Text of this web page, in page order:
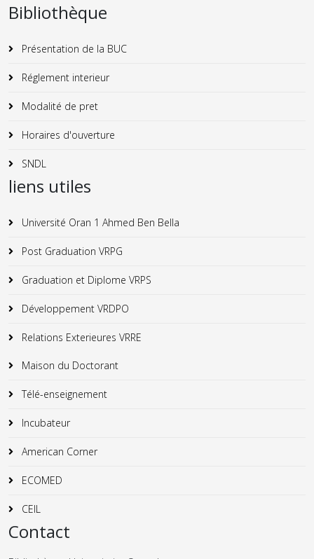
Bibliothèque
Présentation de la BUC
Réglement interieur
Modalité de pret
Horaires d'ouverture
SNDL
liens utiles
Université Oran 1 Ahmed Ben Bella
Post Graduation VRPG
Graduation et Diplome VRPS
Développement VRDPO
Relations Exterieures VRRE
Maison du Doctorant
Télé-enseignement
Incubateur
American Corner
ECOMED
CEIL
Contact